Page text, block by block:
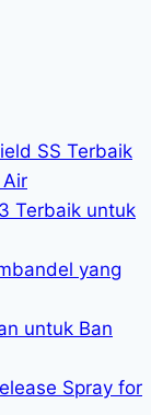
SS Terbaik
Terbaik untuk
yang
untuk Ban
Spray for